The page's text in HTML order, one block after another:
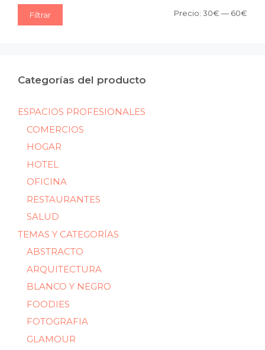
Filtrar Precio: 30€ — 60€
Categorías del producto
ESPACIOS PROFESIONALES
COMERCIOS
HOGAR
HOTEL
OFICINA
RESTAURANTES
SALUD
TEMAS Y CATEGORÍAS
ABSTRACTO
ARQUITECTURA
BLANCO Y NEGRO
FOODIES
FOTOGRAFIA
GLAMOUR